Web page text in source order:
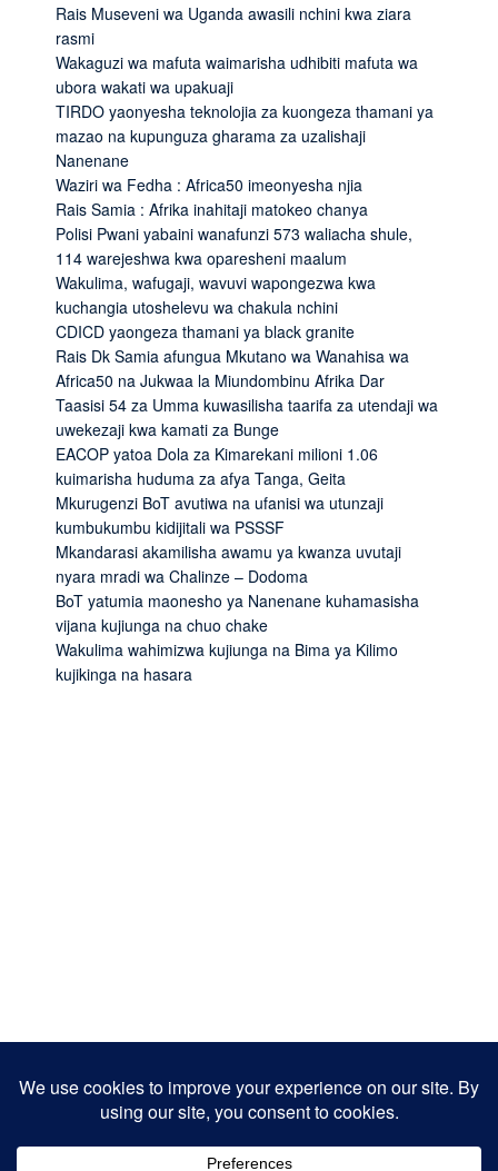
Rais Museveni wa Uganda awasili nchini kwa ziara
rasmi
Wakaguzi wa mafuta waimarisha udhibiti mafuta wa
ubora wakati wa upakuaji
TIRDO yaonyesha teknolojia za kuongeza thamani ya
mazao na kupunguza gharama za uzalishaji
Nanenane
Waziri wa Fedha : Africa50 imeonyesha njia
Rais Samia : Afrika inahitaji matokeo chanya
Polisi Pwani yabaini wanafunzi 573 waliacha shule,
114 warejeshwa kwa oparesheni maalum
Wakulima, wafugaji, wavuvi wapongezwa kwa
kuchangia utoshelevu wa chakula nchini
CDICD yaongeza thamani ya black granite
Rais Dk Samia afungua Mkutano wa Wanahisa wa
Africa50 na Jukwaa la Miundombinu Afrika Dar
Taasisi 54 za Umma kuwasilisha taarifa za utendaji wa
uwekezaji kwa kamati za Bunge
EACOP yatoa Dola za Kimarekani milioni 1.06
kuimarisha huduma za afya Tanga, Geita
Mkurugenzi BoT avutiwa na ufanisi wa utunzaji
kumbukumbu kidijitali wa PSSSF
Mkandarasi akamilisha awamu ya kwanza uvutaji
nyara mradi wa Chalinze – Dodoma
BoT yatumia maonesho ya Nanenane kuhamasisha
vijana kujiunga na chuo chake
Wakulima wahimizwa kujiunga na Bima ya Kilimo
kujikinga na hasara